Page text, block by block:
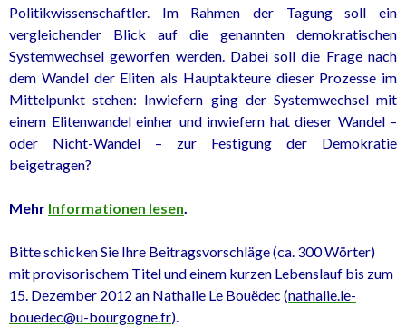
Politikwissenschaftler. Im Rahmen der Tagung soll ein
vergleichender Blick auf die genannten demokratischen
Systemwechsel geworfen werden. Dabei soll die Frage nach
dem Wandel der Eliten als Hauptakteure dieser Prozesse im
Mittelpunkt stehen: Inwiefern ging der Systemwechsel mit
einem Elitenwandel einher und inwiefern hat dieser Wandel –
oder Nicht-Wandel – zur Festigung der Demokratie
beigetragen?
Mehr Informationen lesen.
Bitte schicken Sie Ihre Beitragsvorschläge (ca. 300 Wörter)
mit provisorischem Titel und einem kurzen Lebenslauf bis zum
15. Dezember 2012 an Nathalie Le Bouëdec (nathalie.le-
bouedec@u-bourgogne.fr).